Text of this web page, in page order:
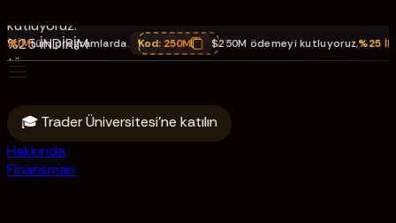
kutluyoruz.
%25 İNDİRİM
tüm
tüm programlarda. Kod: 250M $250M ödemeyi kutluyoruz,%25 İNDİRİM
🎓 Trader Üniversitesi'ne katılın
Hakkında
Finansman